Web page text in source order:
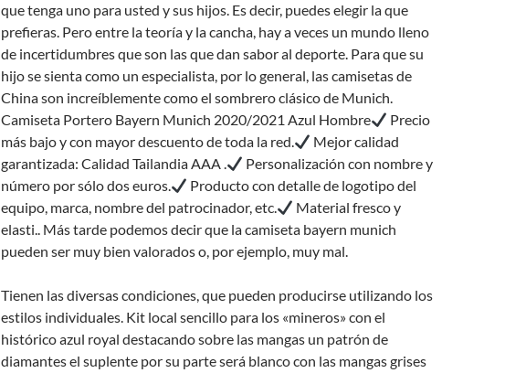
que tenga uno para usted y sus hijos. Es decir, puedes elegir la que
prefieras. Pero entre la teoría y la cancha, hay a veces un mundo lleno
de incertidumbres que son las que dan sabor al deporte. Para que su
hijo se sienta como un especialista, por lo general, las camisetas de
China son increíblemente como el sombrero clásico de Munich.
Camiseta Portero Bayern Munich 2020/2021 Azul Hombre
Precio
más bajo y con mayor descuento de toda la red.
Mejor calidad
garantizada: Calidad Tailandia AAA .
Personalización con nombre y
número por sólo dos euros.
Producto con detalle de logotipo del
equipo, marca, nombre del patrocinador, etc.
Material fresco y
elasti.. Más tarde podemos decir que la camiseta bayern munich
pueden ser muy bien valorados o, por ejemplo, muy mal.
Tienen las diversas condiciones, que pueden producirse utilizando los
estilos individuales. Kit local sencillo para los «mineros» con el
histórico azul royal destacando sobre las mangas un patrón de
diamantes el suplente por su parte será blanco con las mangas grises